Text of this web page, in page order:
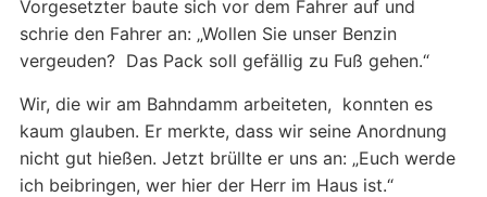
Vorgesetzter baute sich vor dem Fahrer auf und
schrie den Fahrer an: „Wollen Sie unser Benzin
vergeuden? Das Pack soll gefällig zu Fuß gehen.“
Wir, die wir am Bahndamm arbeiteten, konnten es
kaum glauben. Er merkte, dass wir seine Anordnung
nicht gut hießen. Jetzt brüllte er uns an: „Euch werde
ich beibringen, wer hier der Herr im Haus ist.“